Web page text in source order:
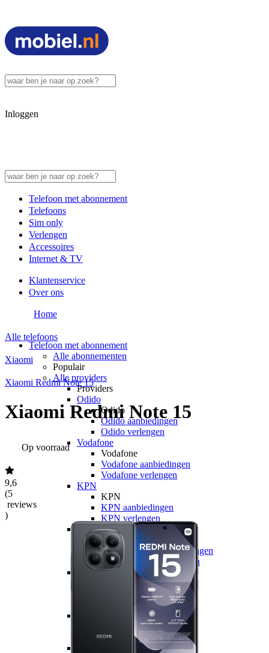
Inloggen
Telefoon met abonnement
Telefoons
Sim only
Verlengen
Accessoires
Internet & TV
Klantenservice
Over ons
Telefoon met abonnement
Alle abonnementen
Populair
Alle providers
Providers
Odido
Odido
Odido aanbiedingen
Odido verlengen
Vodafone
Vodafone
Vodafone aanbiedingen
Vodafone verlengen
KPN
KPN
KPN aanbiedingen
KPN verlengen
hollandsnieuwe
hollandsnieuwe
hollandsnieuwe aanbiedingen
hollandsnieuwe verlengen
Ben
Ben aanbiedingen
Ben verlengen
Simyo aanbiedingen
Home
Alle telefoons
Xiaomi
Xiaomi Redmi Note 15
Xiaomi Redmi Note 15
Op voorraad
9,6
(5
reviews
)